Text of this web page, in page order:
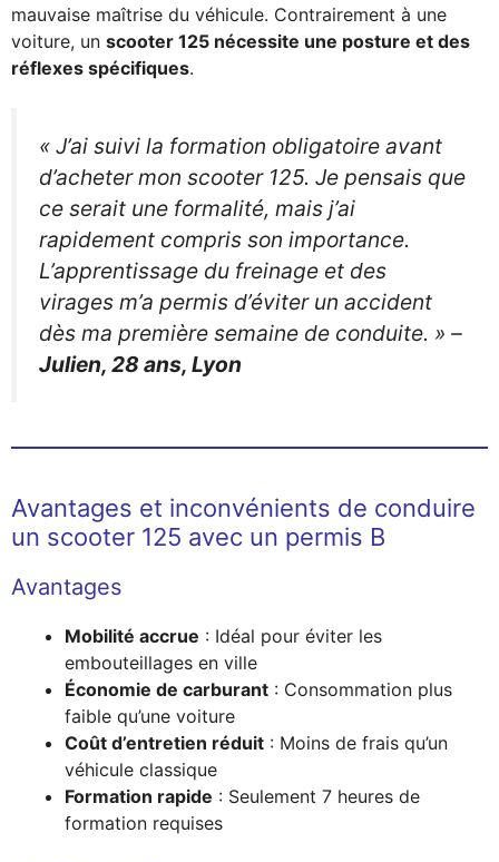
mauvaise maîtrise du véhicule. Contrairement à une
voiture, un scooter 125 nécessite une posture et des
réflexes spécifiques.
« J’ai suivi la formation obligatoire avant
d’acheter mon scooter 125. Je pensais que
ce serait une formalité, mais j’ai
rapidement compris son importance.
L’apprentissage du freinage et des
virages m’a permis d’éviter un accident
dès ma première semaine de conduite. » –
Julien, 28 ans, Lyon
Avantages et inconvénients de conduire
un scooter 125 avec un permis B
Avantages
Mobilité accrue : Idéal pour éviter les
embouteillages en ville
Économie de carburant : Consommation plus
faible qu’une voiture
Coût d’entretien réduit : Moins de frais qu’un
véhicule classique
Formation rapide : Seulement 7 heures de
formation requises